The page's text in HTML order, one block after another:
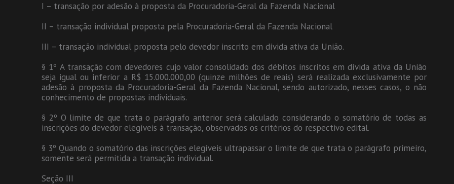
I – transação por adesão à proposta da Procuradoria-Geral da Fazenda Nacional
II – transação individual proposta pela Procuradoria-Geral da Fazenda Nacional
III – transação individual proposta pelo devedor inscrito em dívida ativa da União.
§ 1º A transação com devedores cujo valor consolidado dos débitos inscritos em dívida ativa da União
seja igual ou inferior a R$ 15.000.000,00 (quinze milhões de reais) será realizada exclusivamente por
adesão à proposta da Procuradoria-Geral da Fazenda Nacional, sendo autorizado, nesses casos, o não
conhecimento de propostas individuais.
§ 2º O limite de que trata o parágrafo anterior será calculado considerando o somatório de todas as
inscrições do devedor elegíveis à transação, observados os critérios do respectivo edital.
§ 3º Quando o somatório das inscrições elegíveis ultrapassar o limite de que trata o parágrafo primeiro,
somente será permitida a transação individual.
Seção III